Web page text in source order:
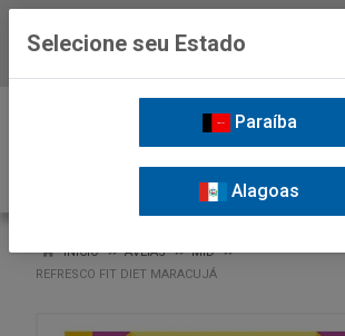
INÍCIO AVEIAS
MID
REFRESCO FIT DIET MARACUJÁ
Selecione seu Estado
Paraíba
Alagoas